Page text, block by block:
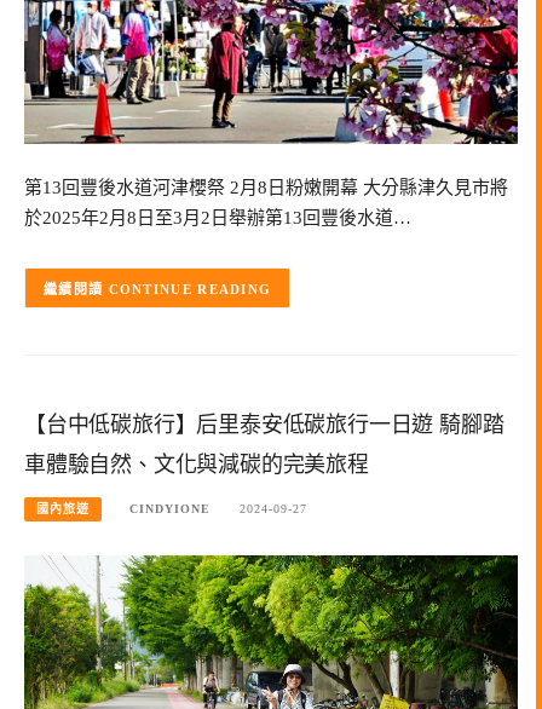
第13回豐後水道河津櫻祭 2月8日粉嫩開幕 大分縣津久見市將
於2025年2月8日至3月2日舉辦第13回豐後水道…
CONTINUE READING
【台中低碳旅行】后里泰安低碳旅行一日遊 騎腳踏
車體驗自然、文化與減碳的完美旅程
國內旅遊 CINDYIONE 2024-09-27